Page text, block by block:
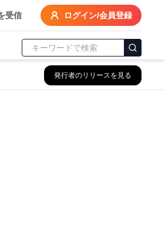
受信 ログイン/会員登録
発行者のリリースを見る